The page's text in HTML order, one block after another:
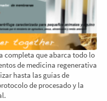
completa que abarca todo lo
de medicina regenerativa
hasta las guías de
de procesado y la